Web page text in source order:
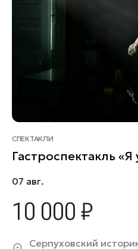
СПЕКТАКЛИ
Гастроспектакль
07 авг.
10 000 ₽
Серпуховский